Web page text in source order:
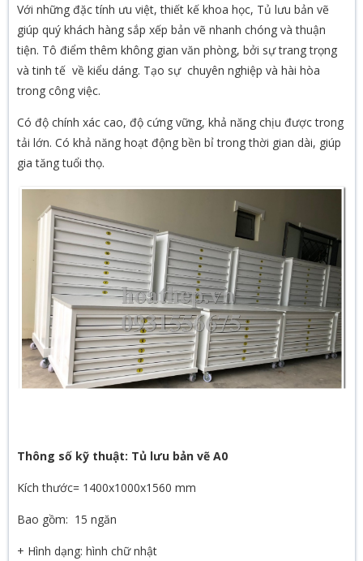
Với những đặc tính ưu việt, thiết kế khoa học, Tủ lưu bản vẽ
giúp quý khách hàng sắp xếp bản vẽ nhanh chóng và thuận
tiện. Tô điểm thêm không gian văn phòng, bởi sự trang trọng
và tinh tế về kiểu dáng. Tạo sự chuyên nghiệp và hài hòa
trong công việc.
Có độ chính xác cao, độ cứng vững, khả năng chịu được trong
tải lớn. Có khả năng hoạt động bền bỉ trong thời gian dài, giúp
gia tăng tuổi thọ.
Thông số kỹ thuật: Tủ lưu bản vẽ A0
Kích thước= 1400x1000x1560 mm
Bao gồm: 15 ngăn
+ Hình dạng: hình chữ nhật